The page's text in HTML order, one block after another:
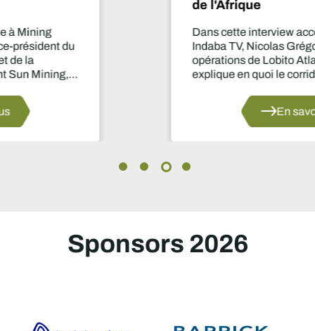
Dans cette interview accordée à Mining
Indaba TV, Nicolas Grégoire, directeur des
opérations de Lobito Atlantic Railway,
explique en quoi le corridor de Lobito est
Sponsors 2026